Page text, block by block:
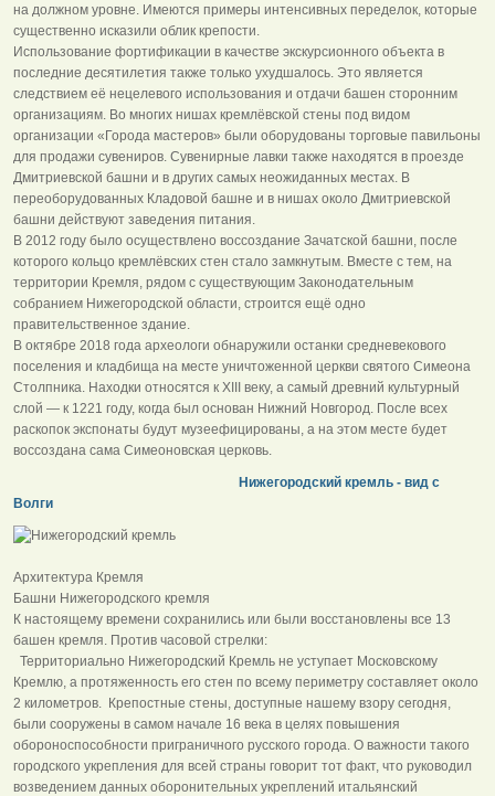
на должном уровне. Имеются примеры интенсивных переделок, которые
существенно исказили облик крепости.
Использование фортификации в качестве экскурсионного объекта в
последние десятилетия также только ухудшалось. Это является
следствием её нецелевого использования и отдачи башен сторонним
организациям. Во многих нишах кремлёвской стены под видом
организации «Города мастеров» были оборудованы торговые павильоны
для продажи сувениров. Сувенирные лавки также находятся в проезде
Дмитриевской башни и в других самых неожиданных местах. В
переоборудованных Кладовой башне и в нишах около Дмитриевской
башни действуют заведения питания.
В 2012 году было осуществлено воссоздание Зачатской башни, после
которого кольцо кремлёвских стен стало замкнутым. Вместе с тем, на
территории Кремля, рядом с существующим Законодательным
собранием Нижегородской области, строится ещё одно
правительственное здание.
В октябре 2018 года археологи обнаружили останки средневекового
поселения и кладбища на месте уничтоженной церкви святого Симеона
Столпника. Находки относятся к XIII веку, а самый древний культурный
слой — к 1221 году, когда был основан Нижний Новгород. После всех
раскопок экспонаты будут музеефицированы, а на этом месте будет
воссоздана сама Симеоновская церковь.
Нижегородский кремль - вид с
Волги
Архитектура Кремля
Башни Нижегородского кремля
К настоящему времени сохранились или были восстановлены все 13
башен кремля. Против часовой стрелки:
Территориально Нижегородский Кремль не уступает Московскому
Кремлю, а протяженность его стен по всему периметру составляет около
2 километров. Крепостные стены, доступные нашему взору сегодня,
были сооружены в самом начале 16 века в целях повышения
обороноспособности приграничного русского города. О важности такого
городского укрепления для всей страны говорит тот факт, что руководил
возведением данных оборонительных укреплений итальянский